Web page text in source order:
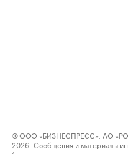
© ООО «БИЗНЕСПРЕСС», АО
2026. Сообщения и материалы